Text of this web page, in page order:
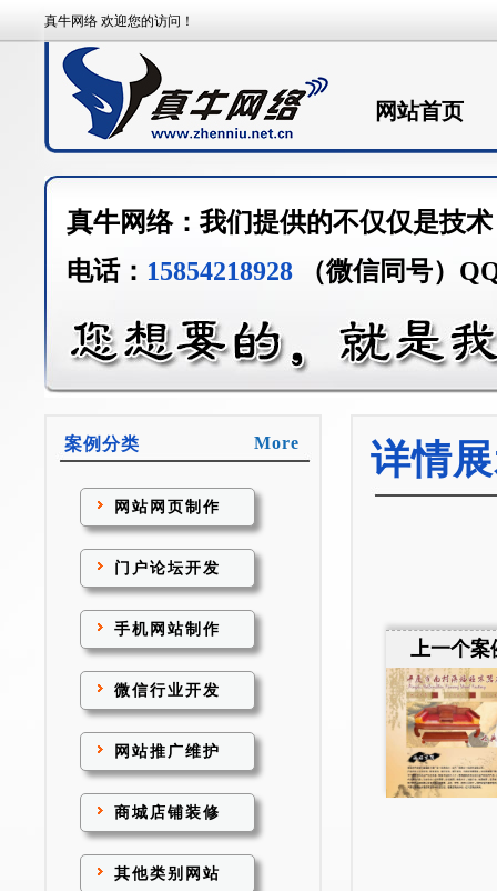
真牛网络 欢迎您的访问！
网站首页
真牛网络：我们提供的不仅仅是技
电话： 15854218928 （微信同号）
案例分类 More
网站网页制作
门户论坛开发
手机网站制作
微信行业开发
网站推广维护
商城店铺装修
其他类别网站
详情
上一个案